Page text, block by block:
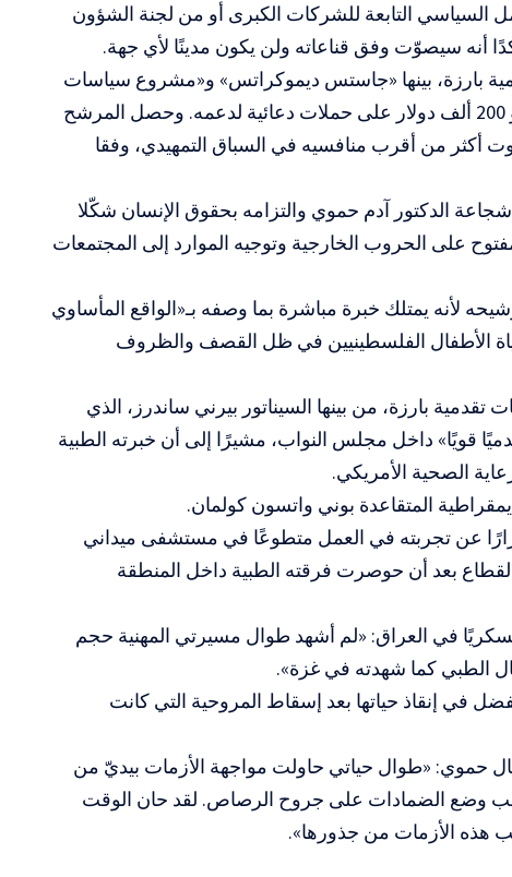
السياسي التابعة للشركات الكبرى أو من لجنة الشؤون
أنه سيصوّت وفق قناعاته ولن يكون مدينًا لأي جهة.
بارزة، بينها «جاستس ديموكراتس» و«مشروع سياسات
معهد الشرق الأوسط»، اللتان أنفقتا نحو 200 ألف دولار على حملات دعائية لدعمه. وحصل المرشح
من أقرب منافسيه في السباق التمهيدي، وفقا
الدكتور آدم حموي والتزامه بحقوق الإنسان شكّلا
على الحروب الخارجية وتوجيه الموارد إلى المجتمعات
لأنه يمتلك خبرة مباشرة بما وصفه بـ«الواقع المأساوي
الأطفال الفلسطينيين في ظل القصف والظروف
بارزة، من بينها السيناتور بيرني ساندرز، الذي
قويًا» داخل مجلس النواب، مشيرًا إلى أن خبرته الطبية
الصحية الأمريكي.
المتقاعدة بوني واتسون كولمان.
عن تجربته في العمل متطوعًا في مستشفى ميداني
2024، حيث غادر القطاع بعد أن حوصرت فرقته الطبية داخل المنطقة
في العراق: «لم أشهد طوال مسيرتي المهنية حجم
الطبي كما شهدته في غزة».
في إنقاذ حياتها بعد إسقاط المروحية التي كانت
قال حموي: «طوال حياتي حاولت مواجهة الأزمات بيديّ من
وضع الضمادات على جروح الرصاص. لقد حان الوقت
هذه الأزمات من جذورها».